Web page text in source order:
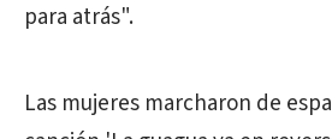
para atrás".
Las mujeres marcharon de